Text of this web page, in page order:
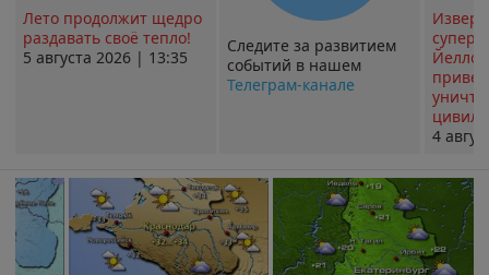
Лето продолжит щедро
раздавать своё тепло!
5 августа 2026 | 13:35
Следите за развитием
событий в нашем
Телеграм-канале
4